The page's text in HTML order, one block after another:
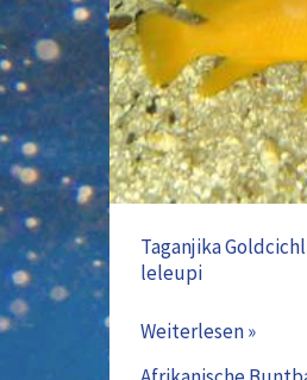
Taganjika
leleupi
Neolamprologus
leleupi
Weiterlesen »